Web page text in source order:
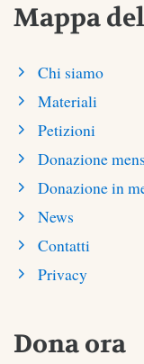
Mappa
Chi siamo
Materiali
Petizioni
Donazione
Donazione in
News
Contatti
Privacy
Dona ora